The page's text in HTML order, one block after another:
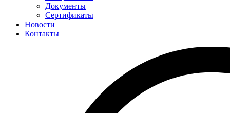
Документы
Сертификаты
Новости
Контакты